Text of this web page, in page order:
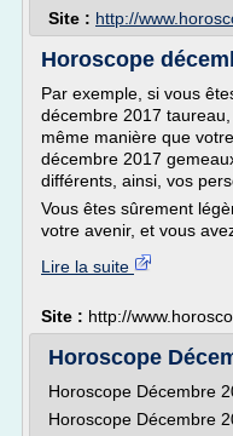
Site : http://
Horoscope
Par exemple, si vous
décembre 2017
même manière que
décembre 2017
différents, ainsi, vos
Vous êtes sûrement
votre avenir, et vous
Lire la suite
Site : http://
Horoscope
Horoscope Décembre
Horoscope Décembre